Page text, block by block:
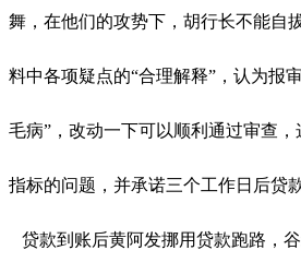
舞，在他们的攻势下，胡行长不能自
料中各项疑点的“合理解释”，认为报
毛病”，改动一下可以顺利通过审查
指标的问题，并承诺三个工作日后贷
贷款到账后黄阿发挪用贷款跑路，